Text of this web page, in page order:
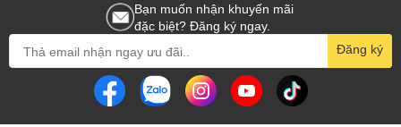
Bạn muốn nhận khuyến mãi
đặc biệt? Đăng ký ngay.
Đăng ký